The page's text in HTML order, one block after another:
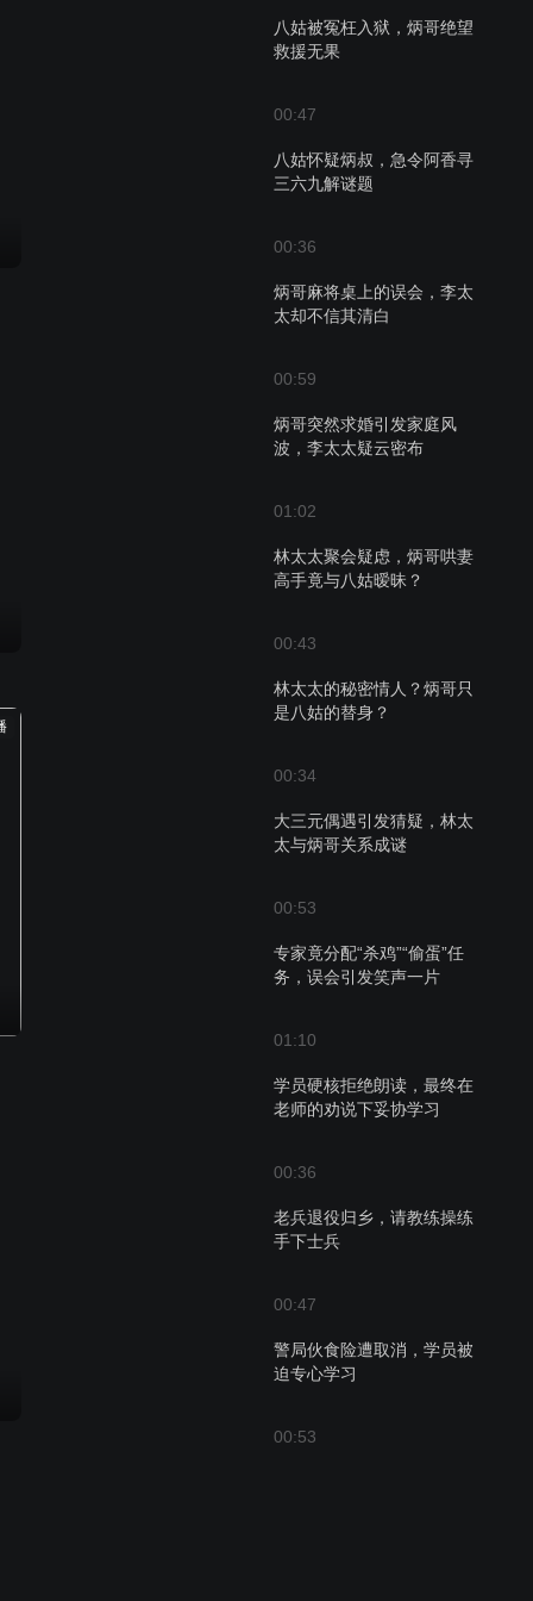
八姑被冤枉入狱，炳哥绝望
救援无果
00:47
八姑怀疑炳叔，急令阿香寻
三六九解谜题
00:36
炳哥麻将桌上的误会，李太
太却不信其清白
00:59
炳哥突然求婚引发家庭风
波，李太太疑云密布
01:02
林太太聚会疑虑，炳哥哄妻
高手竟与八姑暧昧？
00:43
林太太的秘密情人？炳哥只
是八姑的替身？
00:34
大三元偶遇引发猜疑，林太
太与炳哥关系成谜
00:53
专家竟分配“杀鸡”“偷蛋”任
务，误会引发笑声一片
01:10
学员硬核拒绝朗读，最终在
老师的劝说下妥协学习
00:36
老兵退役归乡，请教练操练
手下士兵
00:47
警局伙食险遭取消，学员被
迫专心学习
00:53